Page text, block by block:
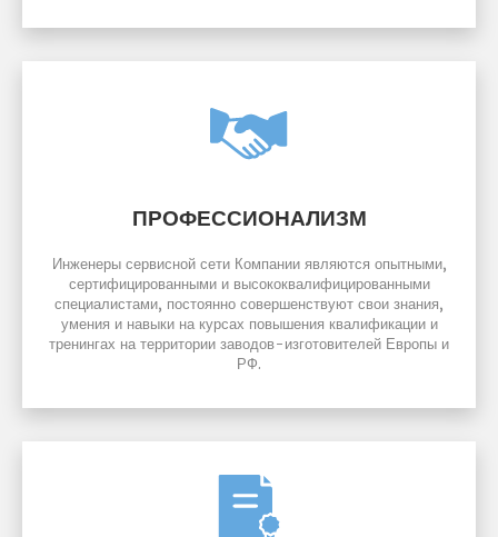
ПРОФЕССИОНАЛИЗМ
Инженеры сервисной сети Компании являются опытными,
сертифицированными и высококвалифицированными
специалистами, постоянно совершенствуют свои знания,
умения и навыки на курсах повышения квалификации и
тренингах на территории заводов-изготовителей Европы и
РФ.